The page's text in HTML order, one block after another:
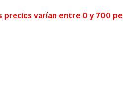
precios varían entre 0 y 700